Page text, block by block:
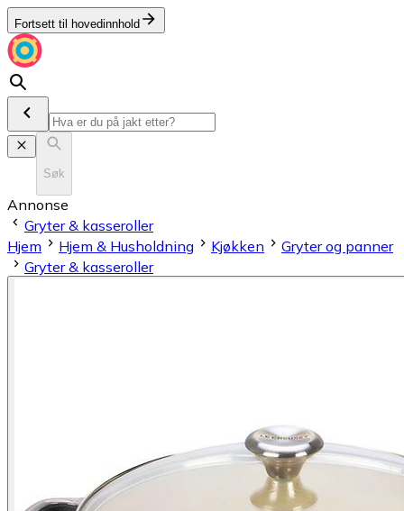
Fortsett til hovedinnhold
Søk
Annonse
Gryter & kasseroller
Hjem
Hjem & Husholdning Kjøkken
Gryter og panner
Gryter & kasseroller